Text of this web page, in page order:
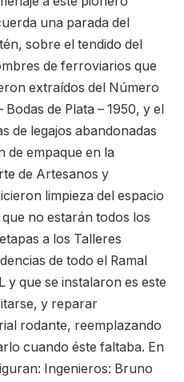
una parada del
sobre el tendido del
de ferroviarios que
extraídos del Número
de Plata – 1950, y el
de legajos abandonadas
de empaque en la
de Artesanos y
limpieza del espacio
no estarán todos los
a los Talleres
de todo el Ramal
y que se instalaron es este
y reparar
rodante, reemplazando
cuando éste faltaba. En
Ingenieros: Bruno